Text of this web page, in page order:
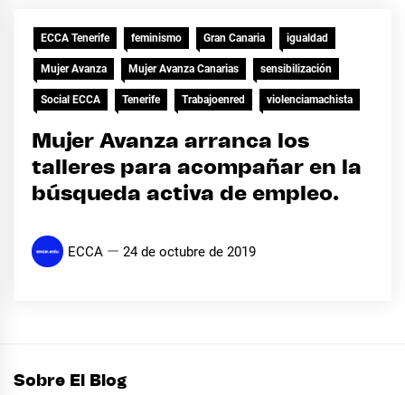
ECCA Tenerife feminismo Gran Canaria igualdad
Mujer Avanza Mujer Avanza Canarias sensibilización
Social ECCA Tenerife Trabajoenred violenciamachista
Mujer Avanza arranca los
talleres para acompañar en la
búsqueda activa de empleo.
ECCA 24 de octubre de 2019
Sobre El Blog